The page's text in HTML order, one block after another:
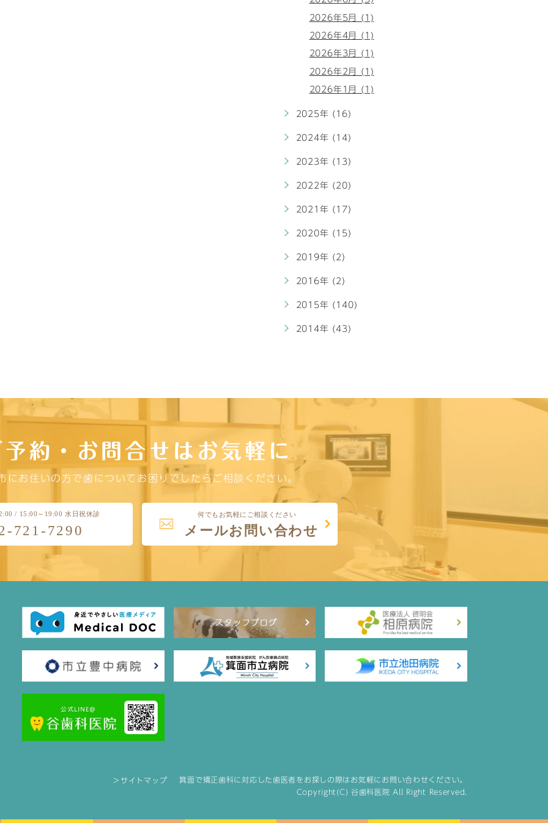
2026年5月 (1)
2026年4月 (1)
2026年3月 (1)
2026年2月 (1)
2026年1月 (1)
2025年 (16)
2024年 (14)
2023年 (13)
2022年 (20)
2021年 (17)
2020年 (15)
2019年 (2)
2016年 (2)
2015年 (140)
2014年 (43)
予約・お問合せはお気軽に
にお住いの方で歯についてお困りでしたらご相談ください。
＞サイトマップ
箕面で矯正歯科に対応した歯医者をお探しの際はお気軽にお問い合わせください。
Copyright(C) 谷歯科医院 All Right Reserved.